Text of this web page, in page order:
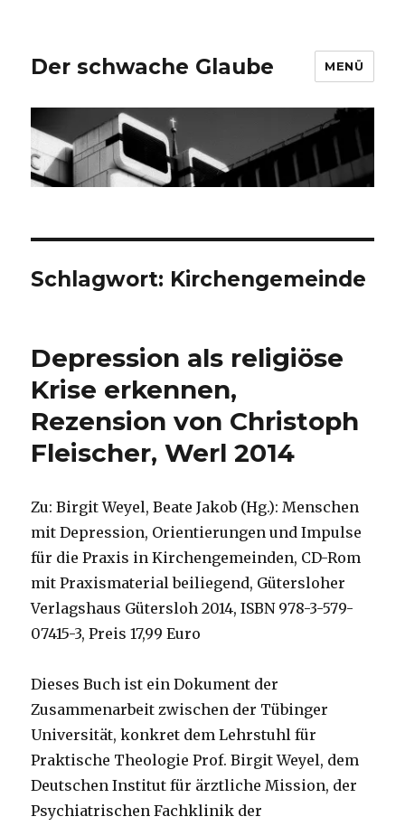
Der schwache Glaube MENÜ
Schlagwort: Kirchengemeinde
Depression als religiöse
Krise erkennen,
Rezension von Christoph
Fleischer, Werl 2014
Zu: Birgit Weyel, Beate Jakob (Hg.): Menschen
mit Depression, Orientierungen und Impulse
für die Praxis in Kirchengemeinden, CD-Rom
mit Praxismaterial beiliegend, Gütersloher
Verlagshaus Gütersloh 2014, ISBN 978-3-579-
07415-3, Preis 17,99 Euro
Dieses Buch ist ein Dokument der
Zusammenarbeit zwischen der Tübinger
Universität, konkret dem Lehrstuhl für
Praktische Theologie Prof. Birgit Weyel, dem
Deutschen Institut für ärztliche Mission, der
Psychiatrischen Fachklinik der